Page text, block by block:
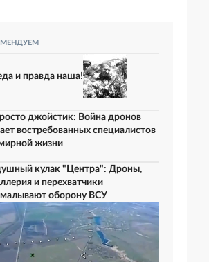
и правда наша!
джойстик: Война дронов
востребованных специалистов
жизни
кулак "Центра": Дроны,
и перехватчики
оборону ВСУ